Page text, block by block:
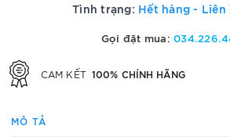
Tình trạng: Hết hàng - Liên
Gọi đặt mua:
CAM KẾT 100% CHÍNH HÃNG
MÔ TẢ